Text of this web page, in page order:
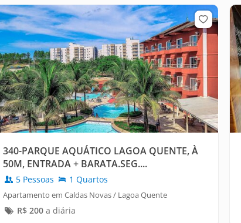
340-PARQUE AQUÁTICO LAGOA QUENTE, À
50M, ENTRADA + BARATA.SEG....
5 Pessoas 1 Quartos
Apartamento em Caldas Novas / Lagoa Quente
R$ 200a diária